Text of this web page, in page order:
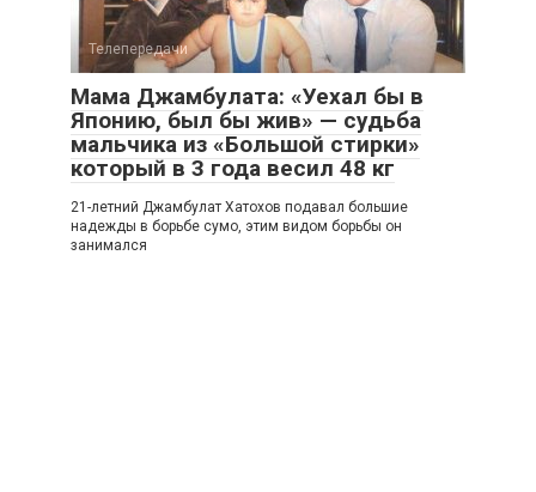
Телепередачи
Мама Джамбулата: «Уехал бы в
Японию, был бы жив» — судьба
мальчика из «Большой стирки»
который в 3 года весил 48 кг
21-летний Джамбулат Хатохов подавал большие
надежды в борьбе сумо, этим видом борьбы он
занимался